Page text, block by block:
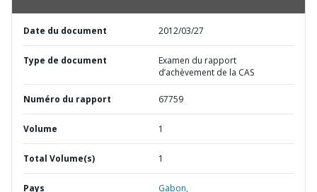
Date du document 2012/03/27
Type de document
Examen du rapport
d’achèvement de la CAS
Numéro du rapport 67759
Volume 1
Total Volume(s) 1
Pays Gabon,